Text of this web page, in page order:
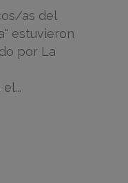
as del
estuvieron
por La